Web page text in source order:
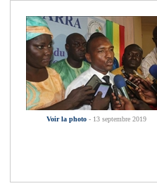
Voir la photo - 13 septembre 2019